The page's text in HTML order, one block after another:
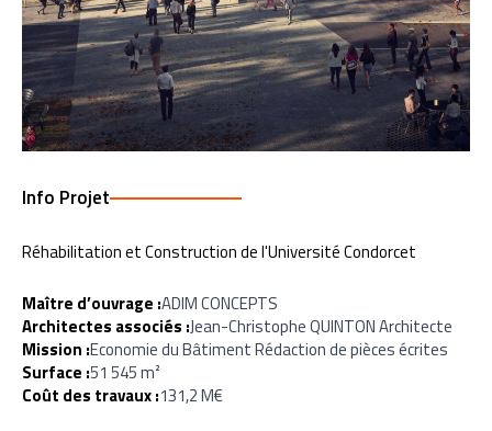
Info Projet
Réhabilitation et Construction de l'Université Condorcet
Maître d’ouvrage :ADIM CONCEPTS
Architectes associés :Jean-Christophe QUINTON Architecte
Mission :Economie du Bâtiment Rédaction de pièces écrites
Surface :51 545 m²
Coût des travaux :131,2 M€